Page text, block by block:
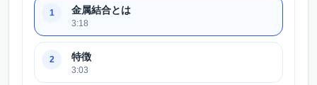
1 金属結合とは
3:18
2 特徴
3:03